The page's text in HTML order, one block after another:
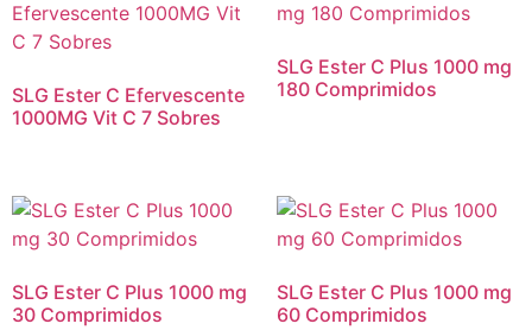
SLG Ester C Efervescente
1000MG Vit C 7 Sobres
SLG Ester C Plus 1000 mg
180 Comprimidos
SLG Ester C Plus 1000 mg
30 Comprimidos
SLG Ester C Plus 1000 mg
60 Comprimidos